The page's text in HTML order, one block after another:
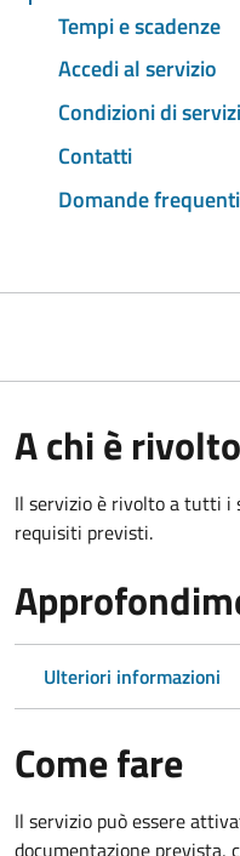
Tempi e scadenze
Accedi al servizio
Condizioni di
Contatti
Domande frequenti
A chi è rivolto
Il servizio è rivolto a tutti i
requisiti previsti.
Ulteriori informazioni
Come fare
Il servizio può essere
documentazione prevista,